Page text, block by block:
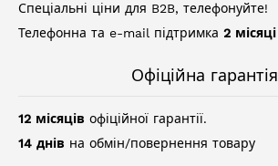
Спеціальні ціни для B2B, телефонуйте!
Телефонна та e-mail підтримка 2 місяці
Офіційна гарантія
12 місяців офіційної гарантії.
14 днів на обмін/повернення товару